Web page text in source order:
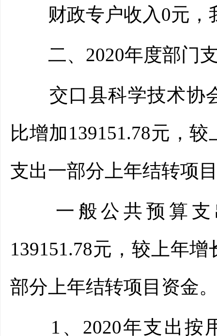
财政专户收入0元，
二、2020年度部门支
交口县科学技术协会
比增加139151.78元，
支出一部分上年结转项
一般公共预算支出
139151.78元，较上年
部分上年结转项目资金
1、2020年支出按用